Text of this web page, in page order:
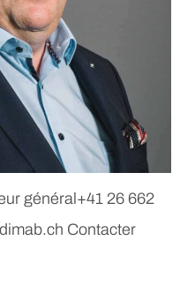
général+41 26 662
Contacter